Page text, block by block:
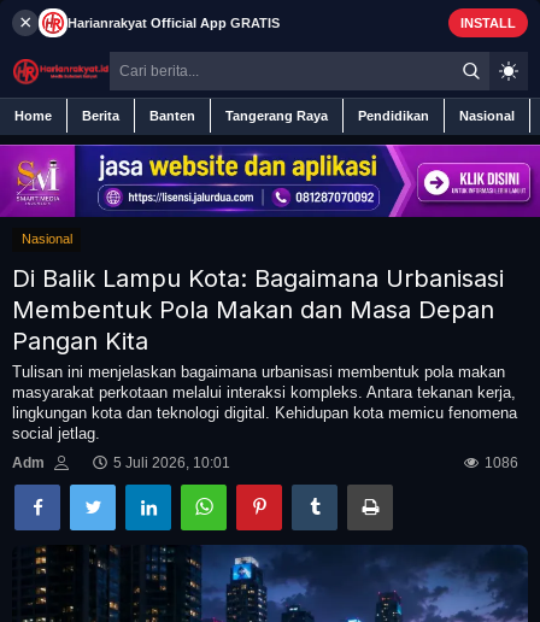
× Harianrakyat Official App GRATIS INSTALL
Home Berita Banten Tangerang Raya Pendidikan Nasional
Home
Berita
Iklan
Contact
Banten
Tangerang Raya
Pendidikan
Nasional
Di Balik Lampu Kota: Bagaimana Urbanisasi
Membentuk Pola Makan dan Masa Depan
Pangan Kita
Tulisan ini menjelaskan bagaimana urbanisasi membentuk pola makan
masyarakat perkotaan melalui interaksi kompleks. Antara tekanan kerja,
lingkungan kota dan teknologi digital. Kehidupan kota memicu fenomena
social jetlag.
Adm 5 Juli 2026, 10:01 1086